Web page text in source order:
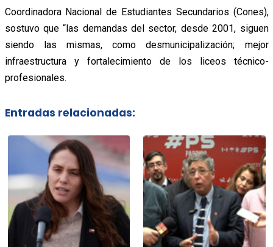
Coordinadora Nacional de Estudiantes Secundarios (Cones),
sostuvo que “las demandas del sector, desde 2001, siguen
siendo las mismas, como desmunicipalización; mejor
infraestructura y fortalecimiento de los liceos técnico-
profesionales.
Entradas relacionadas: